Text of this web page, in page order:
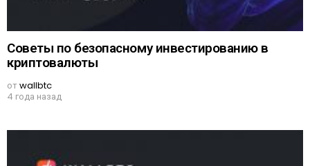
Советы по безопасному инвестированию в
криптовалюты
отwallbtc
4 года назад